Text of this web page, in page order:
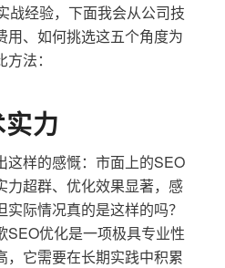
战经验，下面我会从公司技
用、如何挑选这五个角度为
法：
力
这样的感慨：市面上的SEO
力超群、优化效果显著，感
际情况真的是这样的吗？
SEO优化是一项极具专业性
，它需要在长期实践中积累